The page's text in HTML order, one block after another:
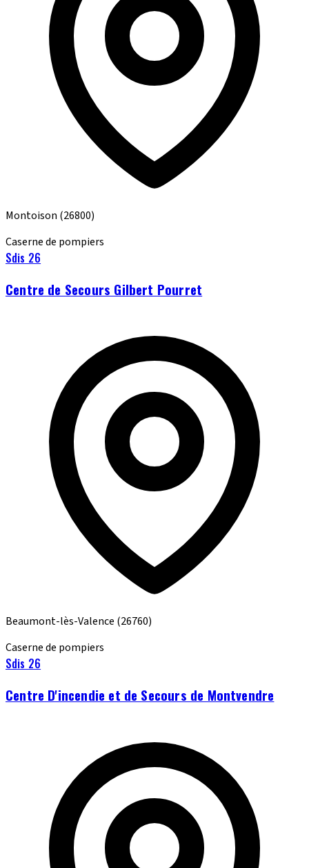
Montoison (26800)
Caserne de pompiers
Sdis 26
Centre de Secours Gilbert Pourret
Beaumont-lès-Valence (26760)
Caserne de pompiers
Sdis 26
Centre D'incendie et de Secours de Montvendre